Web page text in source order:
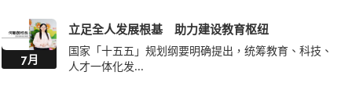
7月
立足全人发展根基 助力建设教育枢纽
国家「十五五」规划纲要明确提出，统筹教育、科技、
人才一体化发...